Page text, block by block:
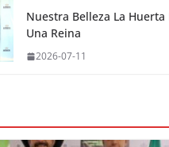
Nuestra Belleza La Huerta
Una Reina
2026-07-11